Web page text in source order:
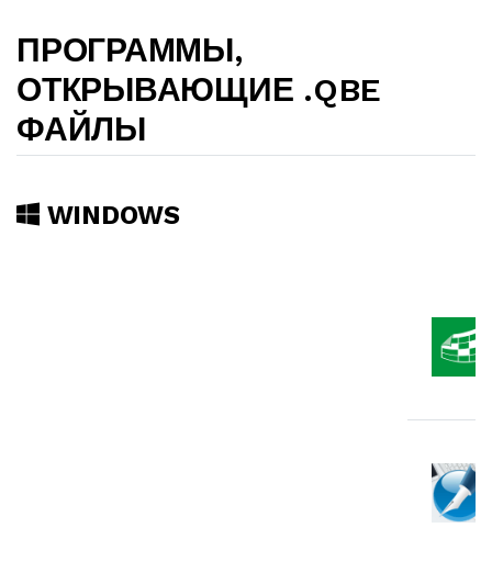
ПРОГРАММЫ,
ОТКРЫВАЮЩИЕ .QBE
ФАЙЛЫ
WINDOWS